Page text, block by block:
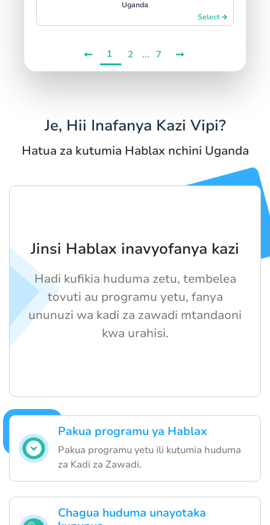
Uganda
Select
1 2 ... 7
Je, Hii Inafanya Kazi Vipi?
Hatua za kutumia Hablax nchini Uganda
Pakua programu ya Hablax
Pakua programu yetu ili kutumia huduma
za Kadi za Zawadi.
Chagua huduma unayotaka
Jinsi Hablax inavyofanya kazi
Hadi kufikia huduma zetu, tembelea
tovuti au programu yetu, fanya
ununuzi wa kadi za zawadi mtandaoni
kwa urahisi.